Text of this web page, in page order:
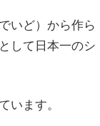
いど）から作ら
して日本一のシ
います。